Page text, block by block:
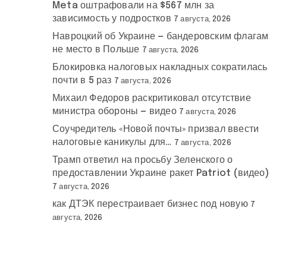
Meta оштрафовали на $567 млн за
зависимость у подростков 7 августа, 2026
Навроцкий об Украине — бандеровским флагам
не место в Польше 7 августа, 2026
Блокировка налоговых накладных сократилась
почти в 5 раз 7 августа, 2026
Михаил Федоров раскритиковал отсутствие
министра обороны — видео 7 августа, 2026
Соучредитель «Новой почты» призвал ввести
налоговые каникулы для… 7 августа, 2026
Трамп ответил на просьбу Зеленского о
предоставлении Украине ракет Patriot (видео)
7 августа, 2026
как ДТЭК перестраивает бизнес под новую 7
августа, 2026